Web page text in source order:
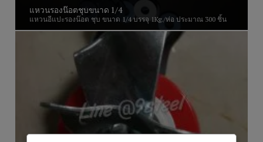
แหวนรองน๊อตชุบขนาด 1/4
แหวนอีแปะรองน๊อต ชุบ ขนาด 1/4 บรรจุ 1Kg./ห่อ ประมาณ 300 ชิ้น